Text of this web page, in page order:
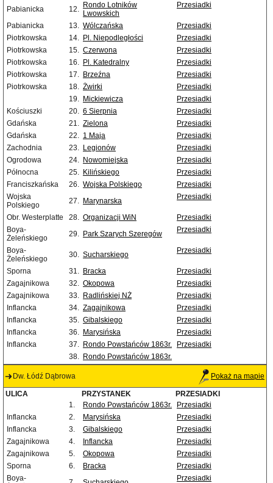
Pabianicka
12. Rondo Lotników
Lwowskich
Przesiadki
Pabianicka 13. Wólczańska
Przesiadki
Piotrkowska
14. Pl. Niepodległości
Przesiadki
Piotrkowska
15. Czerwona
Przesiadki
Piotrkowska
16. Pl. Katedralny
Przesiadki
Piotrkowska
17. Brzeźna
Przesiadki
Piotrkowska
18. Żwirki
Przesiadki
19. Mickiewicza
Przesiadki
Kościuszki
20. 6 Sierpnia
Przesiadki
Gdańska
21. Zielona
Przesiadki
Gdańska
22. 1 Maja
Przesiadki
Zachodnia
23. Legionów
Przesiadki
Ogrodowa
24. Nowomiejska
Przesiadki
Północna
25. Kilińskiego
Przesiadki
Franciszkańska
26. Wojska Polskiego
Przesiadki
Wojska
Polskiego
27. Marynarska Przesiadki
Obr. Westerplatte 28. Organizacji WiN
Przesiadki
Boya-
Żeleńskiego
29. Park Szarych Szeregów Przesiadki
Boya-
Żeleńskiego
30. Sucharskiego Przesiadki
Sporna 31. Bracka
Przesiadki
Zagajnikowa
32. Okopowa
Przesiadki
Zagajnikowa
33. Radlińskiej NŻ
Przesiadki
Inflancka
34. Zagajnikowa
Przesiadki
Inflancka
35. Gibalskiego
Przesiadki
Inflancka
36. Marysińska
Przesiadki
Inflancka
37. Rondo Powstańców 1863r.
Przesiadki
38. Rondo Powstańców 1863r.
Dw. Łódź Dąbrowa Pokaż na mapie
ULICA PRZYSTANEK
PRZESIADKI
1.
Rondo Powstańców 1863r.
Przesiadki
Inflancka
2. Marysińska
Przesiadki
Inflancka
3. Gibalskiego
Przesiadki
Zagajnikowa
4. Inflancka
Przesiadki
Zagajnikowa
5. Okopowa
Przesiadki
Sporna
6. Bracka
Przesiadki
Boya-
Przesiadki